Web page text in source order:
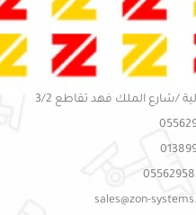
/شارع الملك فهد تقاطع 3/2